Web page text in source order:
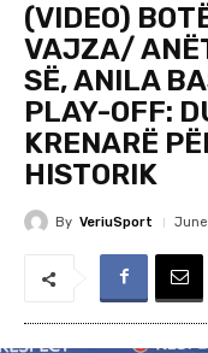
(VIDEO)
VAJZA/
SË, ANILA
PLAY-OFF:
KRENARË
HISTORIK
By VeriuSport